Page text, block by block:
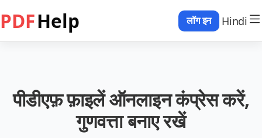
PDFHelp लॉग इन Hindi
पीडीएफ़ फ़ाइलें ऑनलाइन कंप्रेस करें,
गुणवत्ता बनाए रखें